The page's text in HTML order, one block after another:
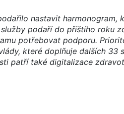
nastavit harmonogram,
podaří do příštího roku
potřebovat podporu.
které doplňuje dalších 33
patří také digitalizace